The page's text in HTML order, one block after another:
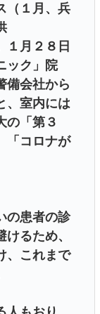
（１月、兵
月２８日
ック」院
備会社から
、室内には
の「第３
「コロナが
の患者の診
るため、
、これまで